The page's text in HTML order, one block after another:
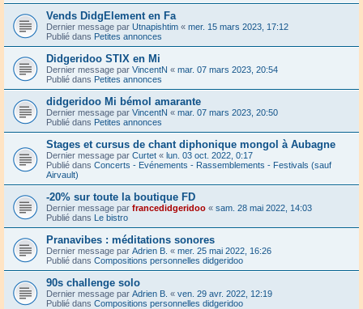
Vends DidgElement en Fa
Dernier message par Utnapishtim « mer. 15 mars 2023, 17:12
Publié dans Petites annonces
Didgeridoo STIX en Mi
Dernier message par VincentN « mar. 07 mars 2023, 20:54
Publié dans Petites annonces
didgeridoo Mi bémol amarante
Dernier message par VincentN « mar. 07 mars 2023, 20:50
Publié dans Petites annonces
Stages et cursus de chant diphonique mongol à Aubagne
Dernier message par Curtet « lun. 03 oct. 2022, 0:17
Publié dans Concerts - Evénements - Rassemblements - Festivals (sauf
Airvault)
-20% sur toute la boutique FD
Dernier message par francedidgeridoo « sam. 28 mai 2022, 14:03
Publié dans Le bistro
Pranavibes : méditations sonores
Dernier message par Adrien B. « mer. 25 mai 2022, 16:26
Publié dans Compositions personnelles didgeridoo
90s challenge solo
Dernier message par Adrien B. « ven. 29 avr. 2022, 12:19
Publié dans Compositions personnelles didgeridoo